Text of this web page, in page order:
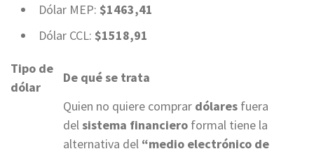
Dólar MEP: $1463,41
Dólar CCL: $1518,91
Tipo de
dólar
De qué se trata
Quien no quiere comprar dólares fuera
delsistema financiero formal tiene la
alternativa del “medio electrónico de